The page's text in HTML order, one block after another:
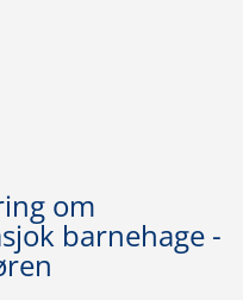
om
barnehage -